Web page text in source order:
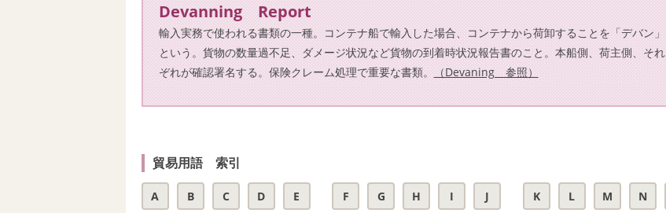
Devanning Report
輸入実務で使われる書類の一種。コンテナ船で輸入した場合、コンテナから荷卸することを「デバン」
という。貨物の数量過不足、ダメージ状況など貨物の到着時状況報告書のこと。本船側、荷主側、それ
ぞれが確認署名する。保険クレーム処理で重要な書類。
（Devaning 参照）
貿易用語 索引
A B C D E F G H I J K L M N